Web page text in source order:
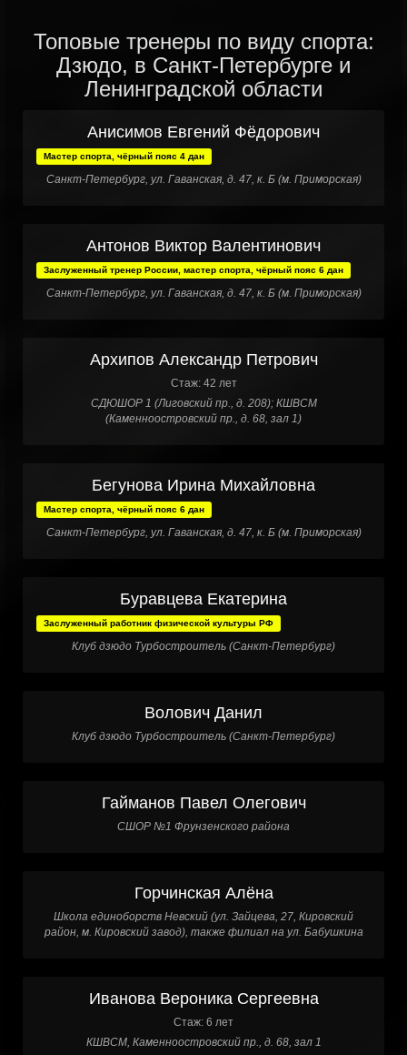
Топовые тренеры по виду спорта:
Дзюдо, в Санкт-Петербурге и
Ленинградской области
Анисимов Евгений Фёдорович
Мастер спорта, чёрный пояс 4 дан
Санкт-Петербург, ул. Гаванская, д. 47, к. Б (м. Приморская)
Антонов Виктор Валентинович
Заслуженный тренер России, мастер спорта, чёрный пояс 6 дан
Санкт-Петербург, ул. Гаванская, д. 47, к. Б (м. Приморская)
Архипов Александр Петрович
Стаж: 42 лет
СДЮШОР 1 (Лиговский пр., д. 208); КШВСМ
(Каменноостровский пр., д. 68, зал 1)
Бегунова Ирина Михайловна
Мастер спорта, чёрный пояс 6 дан
Санкт-Петербург, ул. Гаванская, д. 47, к. Б (м. Приморская)
Буравцева Екатерина
Заслуженный работник физической культуры РФ
Клуб дзюдо Турбостроитель (Санкт-Петербург)
Волович Данил
Клуб дзюдо Турбостроитель (Санкт-Петербург)
Гайманов Павел Олегович
СШОР №1 Фрунзенского района
Горчинская Алёна
Школа единоборств Невский (ул. Зайцева, 27, Кировский
район, м. Кировский завод), также филиал на ул. Бабушкина
Иванова Вероника Сергеевна
Стаж: 6 лет
КШВСМ, Каменноостровский пр., д. 68, зал 1